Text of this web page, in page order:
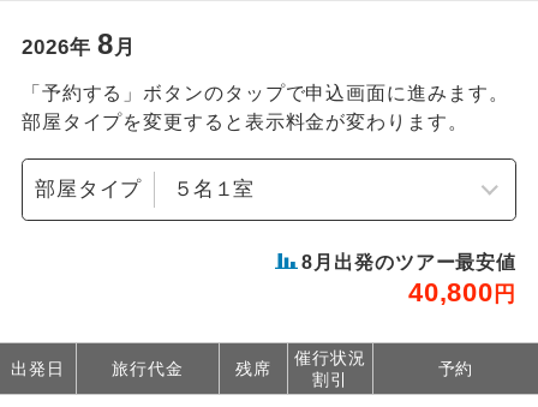
2026年 8月
「予約する」ボタンのタップで申込画面に進みます。
部屋タイプを変更すると表示料金が変わります。
部屋タイプ
8 月出発のツアー最安値
40,800 円
出発日 旅行代金 残席
催行状況
割引
予約